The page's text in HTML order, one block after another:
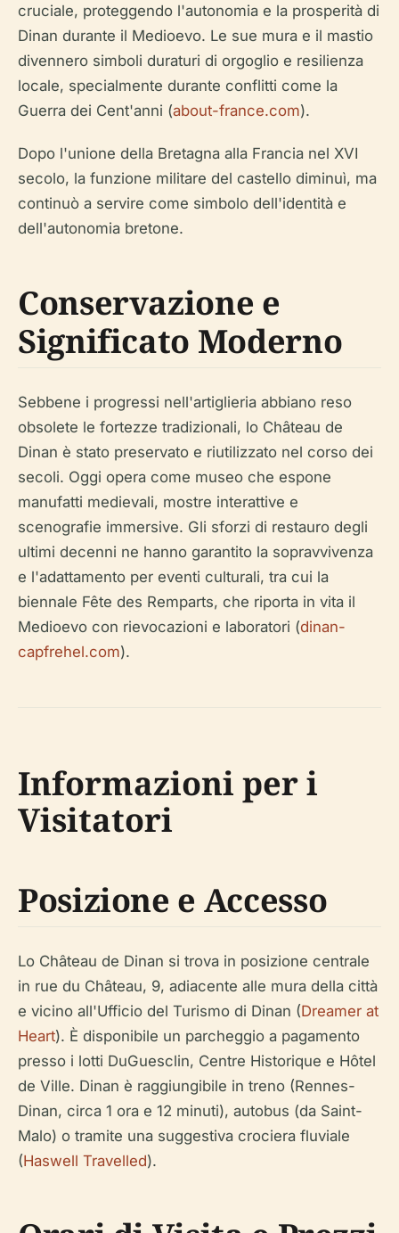
cruciale, proteggendo l'autonomia e la prosperità di
Dinan durante il Medioevo. Le sue mura e il mastio
divennero simboli duraturi di orgoglio e resilienza
locale, specialmente durante conflitti come la
Guerra dei Cent'anni (about-france.com).
Dopo l'unione della Bretagna alla Francia nel XVI
secolo, la funzione militare del castello diminuì, ma
continuò a servire come simbolo dell'identità e
dell'autonomia bretone.
Conservazione e
Significato Moderno
Sebbene i progressi nell'artiglieria abbiano reso
obsolete le fortezze tradizionali, lo Château de
Dinan è stato preservato e riutilizzato nel corso dei
secoli. Oggi opera come museo che espone
manufatti medievali, mostre interattive e
scenografie immersive. Gli sforzi di restauro degli
ultimi decenni ne hanno garantito la sopravvivenza
e l'adattamento per eventi culturali, tra cui la
biennale Fête des Remparts, che riporta in vita il
Medioevo con rievocazioni e laboratori (dinan-
capfrehel.com).
Informazioni per i
Visitatori
Posizione e Accesso
Lo Château de Dinan si trova in posizione centrale
in rue du Château, 9, adiacente alle mura della città
e vicino all'Ufficio del Turismo di Dinan (Dreamer at
Heart). È disponibile un parcheggio a pagamento
presso i lotti DuGuesclin, Centre Historique e Hôtel
de Ville. Dinan è raggiungibile in treno (Rennes-
Dinan, circa 1 ora e 12 minuti), autobus (da Saint-
Malo) o tramite una suggestiva crociera fluviale
(Haswell Travelled).